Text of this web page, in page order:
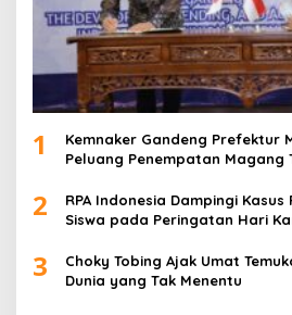
1
Kemnaker Gandeng Prefektur
Peluang Penempatan Magang
2
RPA Indonesia Dampingi
Siswa pada Peringatan Hari
3
Choky Tobing Ajak Umat
Dunia yang Tak Menentu